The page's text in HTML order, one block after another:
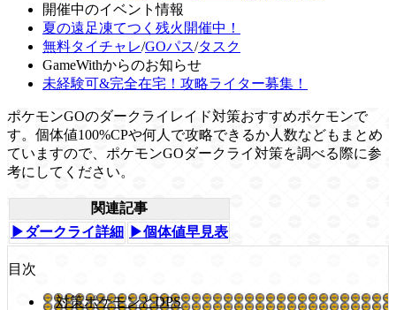
開催中のイベント情報
夏の遠足凍てつく残火開催中！
無料タイチャレ/GOパス/タスク
GameWithからのお知らせ
未経験可&完全在宅！攻略ライター募集！
ポケモンGOのダークライレイド対策おすすめポケモンで
す。個体値100%CPや何人で攻略できるか人数などもまとめ
ていますので、ポケモンGOダークライ対策を調べる際に参
考にしてください。
関連記事
▶ダークライ詳細
▶個体値早見表
目次
対策ポケモンとDPS